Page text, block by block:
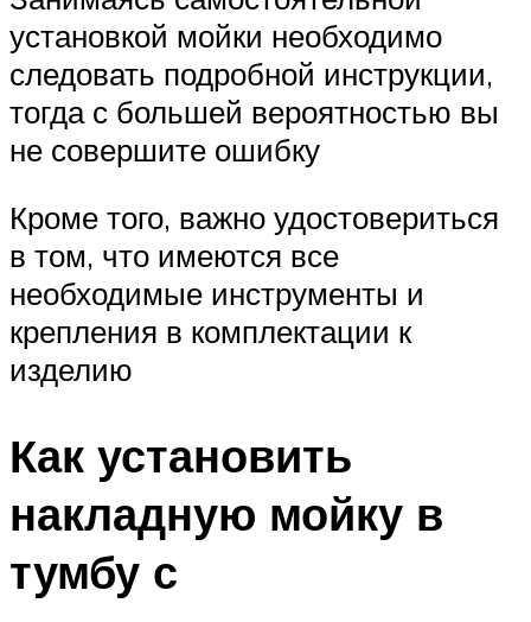
установкой мойки необходимо
следовать подробной инструкции,
тогда с большей вероятностью вы
не совершите ошибку
Кроме того, важно удостовериться
в том, что имеются все
необходимые инструменты и
крепления в комплектации к
изделию
Как установить
накладную мойку в
тумбу с